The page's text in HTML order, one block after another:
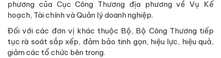
phương của Cục Công Thương địa phương về Vụ Kế
hoạch, Tài chính và Quản lý doanh nghiệp.
Đối với các đơn vị khác thuộc Bộ, Bộ Công Thương tiếp
tục rà soát sắp xếp, đảm bảo tinh gọn, hiệu lực, hiệu quả,
giảm các tổ chức bên trong.